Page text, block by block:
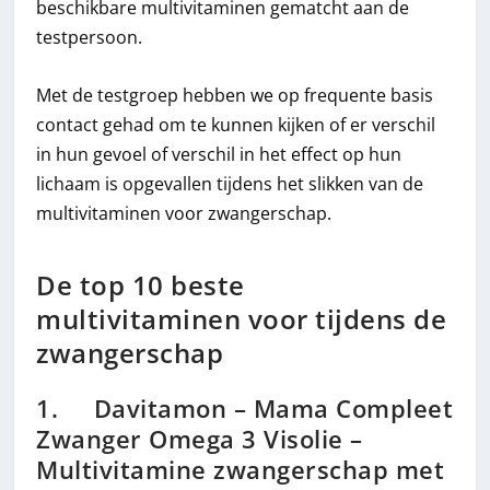
beschikbare multivitaminen gematcht aan de
testpersoon.
Met de testgroep hebben we op frequente basis
contact gehad om te kunnen kijken of er verschil
in hun gevoel of verschil in het effect op hun
lichaam is opgevallen tijdens het slikken van de
multivitaminen voor zwangerschap.
De top 10 beste
multivitaminen voor tijdens de
zwangerschap
1. Davitamon – Mama Compleet
Zwanger Omega 3 Visolie –
Multivitamine zwangerschap met